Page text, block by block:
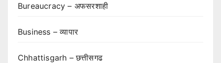
Bureaucracy – अफसरशाही
Business – व्यापार
Chhattisgarh – छत्तीसगढ